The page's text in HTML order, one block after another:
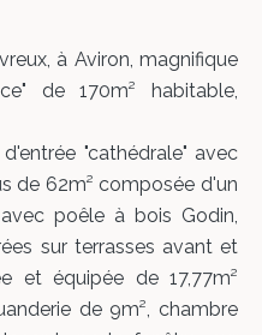
à Aviron, magnifique
de 170m² habitable,
"cathédrale" avec
de 62m² composée d'un
poêle à bois Godin,
sur terrasses avant et
et équipée de 17,77m²
de 9m², chambre